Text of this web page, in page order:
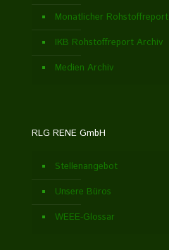
Monatlicher Rohstoffreport
IKB Rohstoffreport Archiv
Medien Archiv
RLG RENE GmbH
Stellenangebot
Unsere Büros
WEEE-Glossar